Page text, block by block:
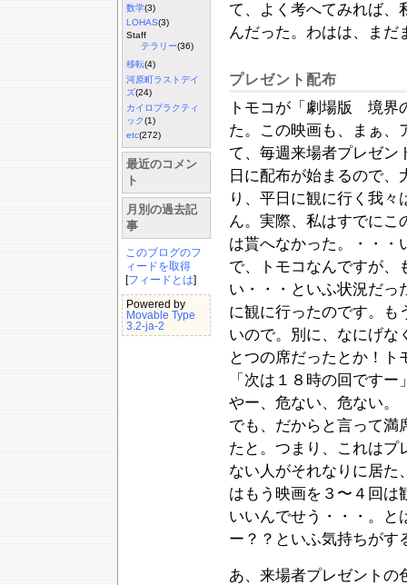
数学(3)
LOHAS(3)
Staff
テラリー(36)
移転(4)
河原町ラストデイ
ズ(24)
カイロプラクティ
ック(1)
etc(272)
最近のコメン
ト
月別の過去記
事
このブログのフ
ィードを取得
[フィードとは]
Powered by
Movable Type
3.2-ja-2
て、よく考へてみれば
んだった。わはは、まだ
プレゼント配布
トモコが「劇場版 境界
た。この映画も、まぁ、
て、毎週来場者プレゼン
日に配布が始まるので
り、平日に観に行く我
ん。実際、私はすでにこ
は貰へなかった。・・・
で、トモコなんですが、
い・・・といふ状況だっ
に観に行ったのです。も
いので。別に、なにげな
とつの席だったとか！
「次は１８時の回です
やー、危ない、危ない。
でも、だからと言って満
たと。つまり、これはプ
ない人がそれなりに居た
はもう映画を３〜４回は
いいんでせう・・・。と
ー？？といふ気持ちがす
あ、来場者プレゼントの